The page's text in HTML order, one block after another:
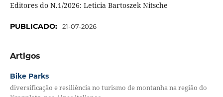
Editores do N.1/2026: Leticia Bartoszek Nitsche
PUBLICADO: 21-07-2026
Artigos
Bike Parks
diversificação e resiliência no turismo de montanha na região do